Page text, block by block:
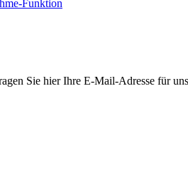
Funktion
Sie hier Ihre E-Mail-Adresse für